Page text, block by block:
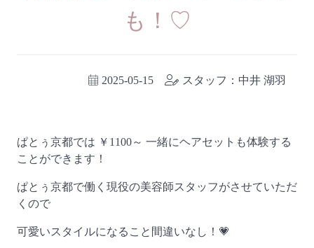
も！♡
2025-05-15 スタッフ：中井 湖羽
ぱとぅ京都では ￥1100～ 一緒にヘアセットも体験する
ことができます！
ぱとぅ京都で働く現役の美容師スタッフがさせていただ
くので
可愛いスタイルになること間違いなし！💗